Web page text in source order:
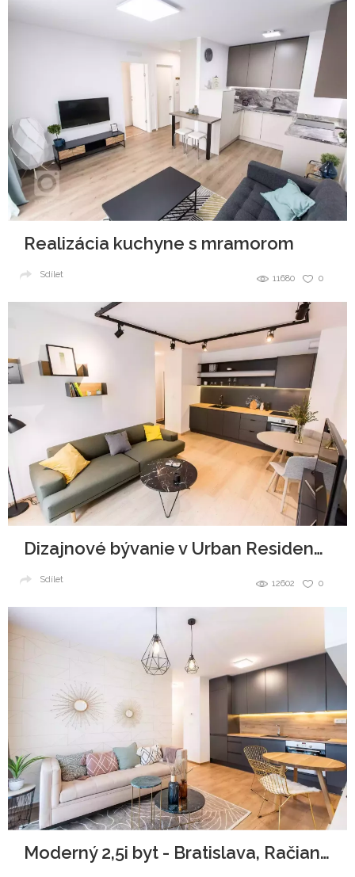
Realizácia kuchyne s mramorom
0
11680
Sdílet
Dizajnové bývanie v Urban Residence
0
12602
Sdílet
Moderný 2,5i byt - Bratislava, Račianska